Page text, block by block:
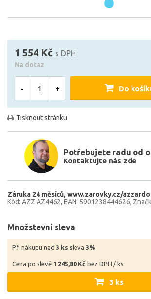
1 554 Kč s DPH
Na dotaz
- + Do
Tisknout stránku
Potřebujete radu od
Kontaktujte nás zde
Záruka 24 měsíců www.zarovky.cz/azzardo
Kód: AZZ AZ4462 EAN: 5901238444626
Množstevní sleva
Při nákupu nad 3 ks sleva 3%
Cena po slevě 1 245,80 Kč bez DPH / ks
3 ks